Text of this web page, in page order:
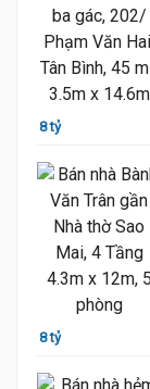
8 tỷ
8 tỷ